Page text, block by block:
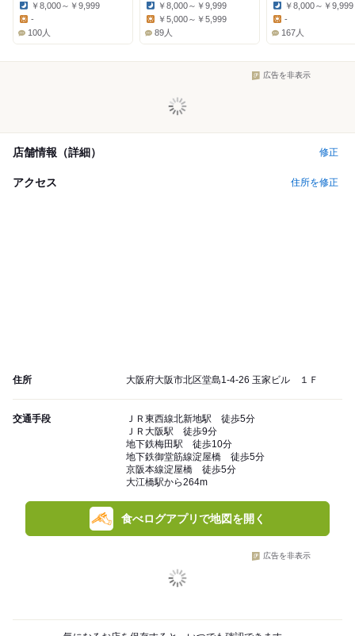
Dinner:
￥8,000～￥9,999
-
100人
Dinner:
￥8,000～￥9,999
Lunch:
￥5,000～￥5,999
89人
Dinner:
￥8,000～￥9,999
-
167人
広告を非表示
店舗情報（詳細） 修正
アクセス 住所を修正
住所 大阪府大阪市北区堂島1-4-26 玉家ビル １Ｆ
交通手段
ＪＲ東西線北新地駅 徒歩5分
ＪＲ大阪駅 徒歩9分
地下鉄梅田駅 徒歩10分
地下鉄御堂筋線淀屋橋 徒歩5分
京阪本線淀屋橋 徒歩5分
大江橋駅から264m
食べログアプリで地図を開く
広告を非表示